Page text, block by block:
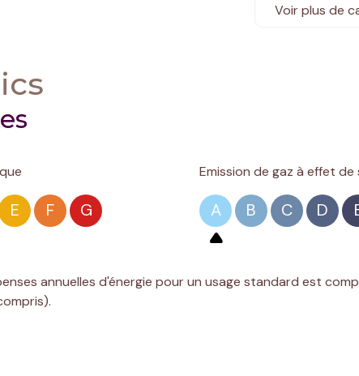
Voir plus de
E F G
Emission de gaz à effet de
A B C D
annuelles d'énergie pour un usage standard est